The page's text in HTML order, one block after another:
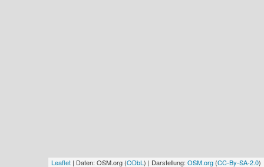
Leaflet | Daten: OSM.org (ODbL ) | Darstellung: OSM.org (CC-By-SA-2.0)